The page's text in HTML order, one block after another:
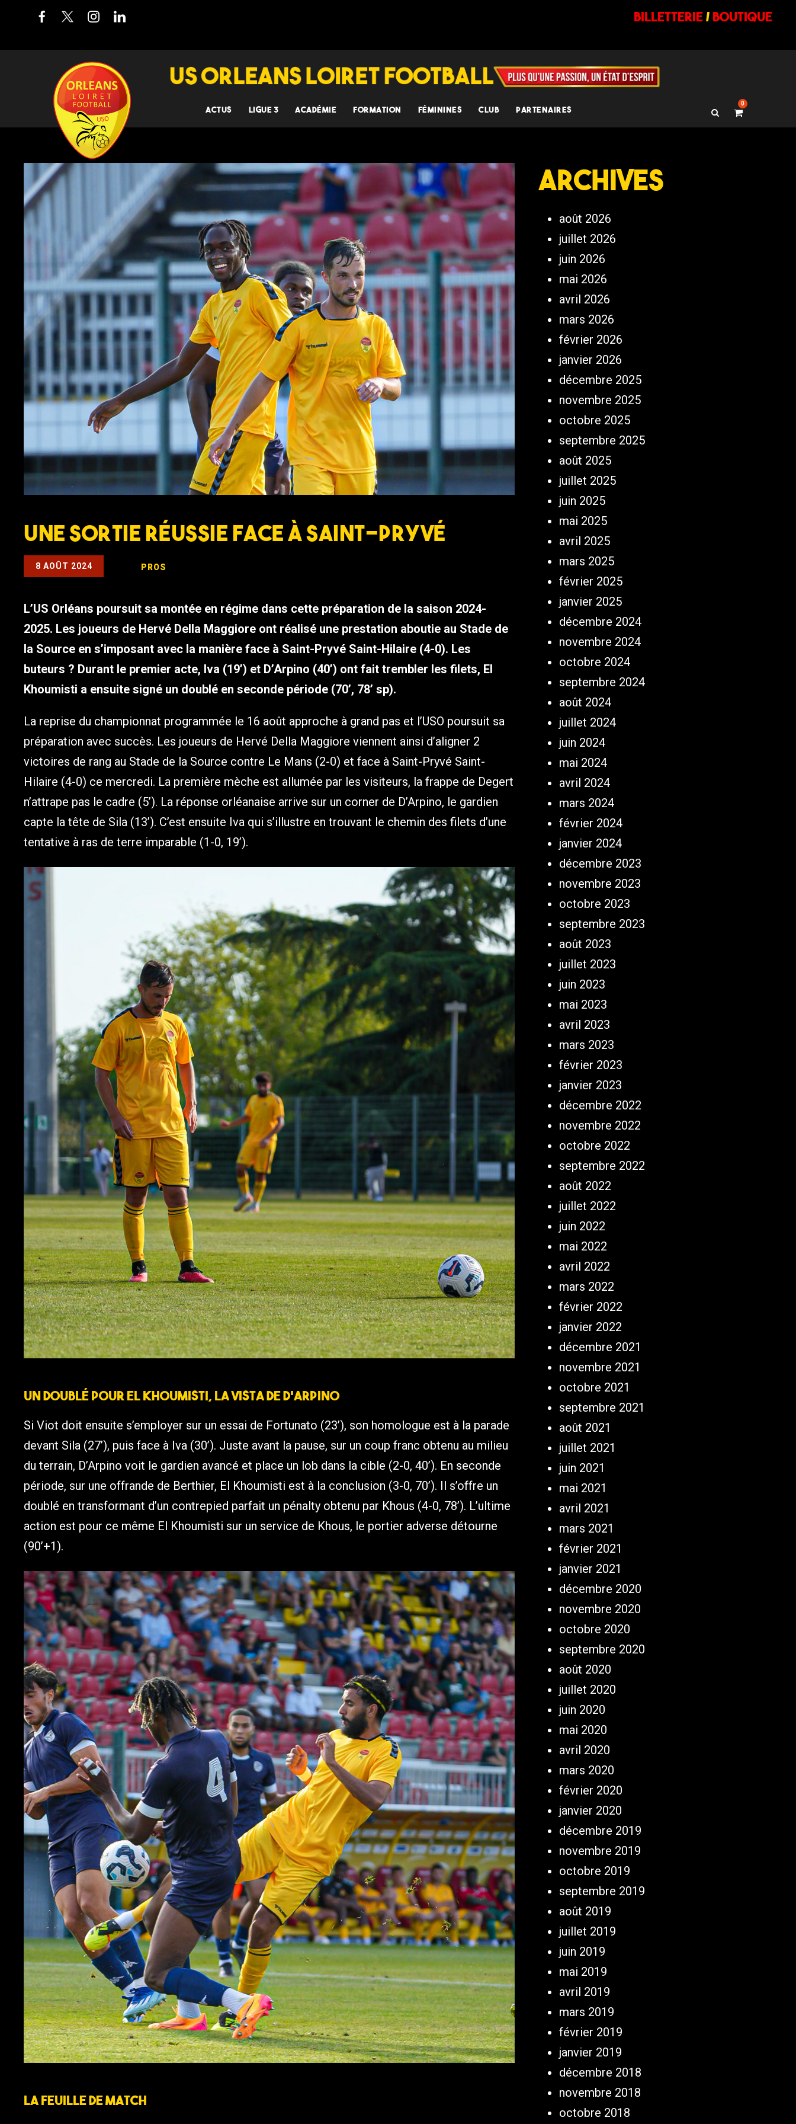
billetterie/ BOUTIQUE
ACTUS LIGUE 3 ACADÉMIE FORMATION FÉMININES CLUB PARTENAIRES
0
Une sortie réussie face à Saint-Pryvé
8 AOÛT 2024 PROS
L’US Orléans poursuit sa montée en régime dans cette préparation de la saison 2024-
2025. Les joueurs de Hervé Della Maggiore ont réalisé une prestation aboutie au Stade de
la Source en s’imposant avec la manière face à Saint-Pryvé Saint-Hilaire (4-0). Les
buteurs ? Durant le premier acte, Iva (19’) et D’Arpino (40’) ont fait trembler les filets, El
Khoumisti a ensuite signé un doublé en seconde période (70’, 78’ sp).
La reprise du championnat programmée le 16 août approche à grand pas et l’USO poursuit sa
préparation avec succès. Les joueurs de Hervé Della Maggiore viennent ainsi d’aligner 2
victoires de rang au Stade de la Source contre Le Mans (2-0) et face à Saint-Pryvé Saint-
Hilaire (4-0) ce mercredi. La première mèche est allumée par les visiteurs, la frappe de Degert
n’attrape pas le cadre (5’). La réponse orléanaise arrive sur un corner de D’Arpino, le gardien
capte la tête de Sila (13’). C’est ensuite Iva qui s’illustre en trouvant le chemin des filets d’une
tentative à ras de terre imparable (1-0, 19’).
Un doublé pour El Khoumisti, la vista de D’Arpino
Si Viot doit ensuite s’employer sur un essai de Fortunato (23’), son homologue est à la parade
devant Sila (27’), puis face à Iva (30’). Juste avant la pause, sur un coup franc obtenu au milieu
du terrain, D’Arpino voit le gardien avancé et place un lob dans la cible (2-0, 40’). En seconde
période, sur une offrande de Berthier, El Khoumisti est à la conclusion (3-0, 70’). Il s’offre un
doublé en transformant d’un contrepied parfait un pénalty obtenu par Khous (4-0, 78’). L’ultime
action est pour ce même El Khoumisti sur un service de Khous, le portier adverse détourne
(90’+1).
La feuille de match
Archives
août 2026
juillet 2026
juin 2026
mai 2026
avril 2026
mars 2026
février 2026
janvier 2026
décembre 2025
novembre 2025
octobre 2025
septembre 2025
août 2025
juillet 2025
juin 2025
mai 2025
avril 2025
mars 2025
février 2025
janvier 2025
décembre 2024
novembre 2024
octobre 2024
septembre 2024
août 2024
juillet 2024
juin 2024
mai 2024
avril 2024
mars 2024
février 2024
janvier 2024
décembre 2023
novembre 2023
octobre 2023
septembre 2023
août 2023
juillet 2023
juin 2023
mai 2023
avril 2023
mars 2023
février 2023
janvier 2023
décembre 2022
novembre 2022
octobre 2022
septembre 2022
août 2022
juillet 2022
juin 2022
mai 2022
avril 2022
mars 2022
février 2022
janvier 2022
décembre 2021
novembre 2021
octobre 2021
septembre 2021
août 2021
juillet 2021
juin 2021
mai 2021
avril 2021
mars 2021
février 2021
janvier 2021
décembre 2020
novembre 2020
octobre 2020
septembre 2020
août 2020
juillet 2020
juin 2020
mai 2020
avril 2020
mars 2020
février 2020
janvier 2020
décembre 2019
novembre 2019
octobre 2019
septembre 2019
août 2019
juillet 2019
juin 2019
mai 2019
avril 2019
mars 2019
février 2019
janvier 2019
décembre 2018
novembre 2018
octobre 2018